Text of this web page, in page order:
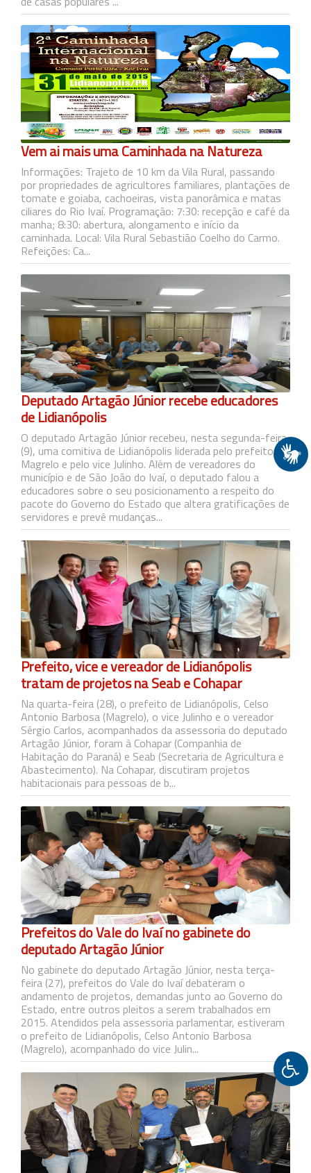
Vem ai mais uma Caminhada na Natureza
Informações: Trajeto de 10 km da Vila Rural, passando
por propriedades de agricultores familiares, plantações de
tomate e goiaba, cachoeiras, vista panorâmica e matas
ciliares do Rio Ivaí. Programação: 7:30: recepção e café da
manha; 8:30: abertura, alongamento e início da
caminhada. Local: Vila Rural Sebastião Coelho do Carmo.
Refeições: Ca...
Deputado Artagão Júnior recebe educadores
de Lidianópolis
O deputado Artagão Júnior recebeu, nesta segunda-feira
(9), uma comitiva de Lidianópolis liderada pelo prefeito
Magrelo e pelo vice Julinho. Além de vereadores do
município e de São João do Ivaí, o deputado falou a
educadores sobre o seu posicionamento a respeito do
pacote do Governo do Estado que altera gratificações de
servidores e prevê mudanças...
Prefeito, vice e vereador de Lidianópolis
tratam de projetos na Seab e Cohapar
Na quarta-feira (28), o prefeito de Lidianópolis, Celso
Antonio Barbosa (Magrelo), o vice Julinho e o vereador
Sérgio Carlos, acompanhados da assessoria do deputado
Artagão Júnior, foram à Cohapar (Companhia de
Habitação do Paraná) e Seab (Secretaria de Agricultura e
Abastecimento). Na Cohapar, discutiram projetos
habitacionais para pessoas de b...
Prefeitos do Vale do Ivaí no gabinete do
deputado Artagão Júnior
No gabinete do deputado Artagão Júnior, nesta terça-
feira (27), prefeitos do Vale do Ivaí debateram o
andamento de projetos, demandas junto ao Governo do
Estado, entre outros pleitos a serem trabalhados em
2015. Atendidos pela assessoria parlamentar, estiveram
o prefeito de Lidianópolis, Celso Antonio Barbosa
(Magrelo), acompanhado do vice Julin...